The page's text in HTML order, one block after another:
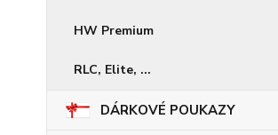
HW Premium
RLC, Elite, ...
DÁRKOVÉ POUKAZY